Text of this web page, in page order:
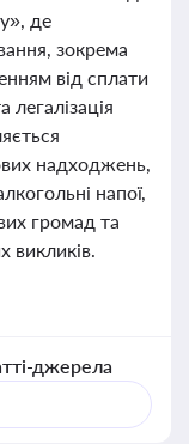
де
зокрема
від сплати
легалізація
надходжень,
напої,
громад та
викликів.
джерела